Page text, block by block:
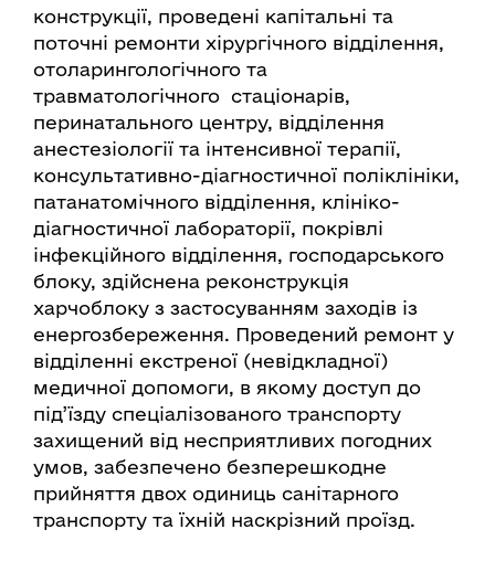
конструкції, проведені капітальні та
поточні ремонти хірургічного відділення,
отоларингологічного та
травматологічного стаціонарів,
перинатального центру, відділення
анестезіології та інтенсивної терапії,
консультативно-діагностичної поліклініки,
патанатомічного відділення, клініко-
діагностичної лабораторії, покрівлі
інфекційного відділення, господарського
блоку, здійснена реконструкція
харчоблоку з застосуванням заходів із
енергозбереження. Проведений ремонт у
відділенні екстреної (невідкладної)
медичної допомоги, в якому доступ до
під’їзду спеціалізованого транспорту
захищений від несприятливих погодних
умов, забезпечено безперешкодне
прийняття двох одиниць санітарного
транспорту та їхній наскрізний проїзд.